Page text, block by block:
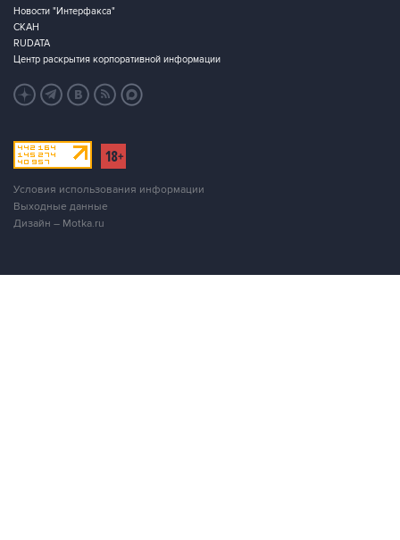
Новости "Интерфакса"
СКАН
RUDATA
Центр раскрытия корпоративной информации
Условия использования информации
Выходные данные
Дизайн – Motka.ru